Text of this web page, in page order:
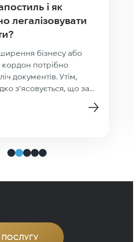
і як
легалізовувати
бізнесу або
кордон потрібно
документів. Утім,
з’ясовується, що за
не приймає
інших країн просто
Цей процес
способів